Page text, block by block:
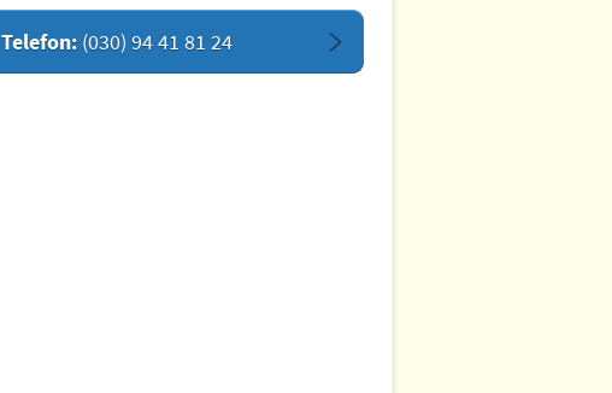
Telefon: (030) 94 41 81 24